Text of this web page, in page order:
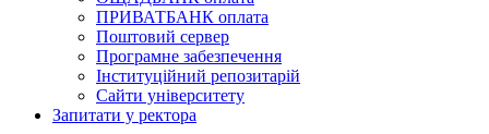
ПРИВАТБАНК оплата
Поштовий сервер
Програмне забезпечення
Інституційний репозитарій
Сайти університету
Запитати у ректора